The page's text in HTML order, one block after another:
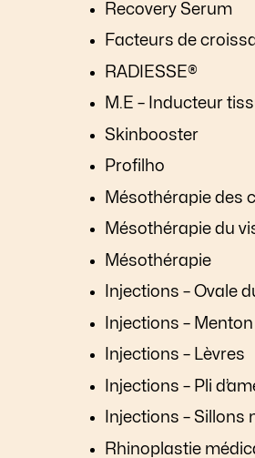
Recovery Serum
Facteurs de
RADIESSE®
M.E – Inducteur
Skinbooster
Profilho
Mésothérapie des
Mésothérapie du
Mésothérapie
Injections – Ovale
Injections – Menton
Injections – Lèvres
Injections – Pli
Injections – Sillons
Rhinoplastie